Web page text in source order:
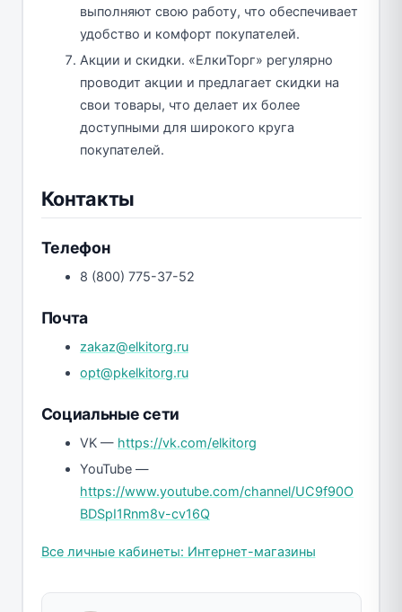
выполняют свою работу, что обеспечивает
удобство и комфорт покупателей.
Акции и скидки. «ЕлкиТорг» регулярно
проводит акции и предлагает скидки на
свои товары, что делает их более
доступными для широкого круга
покупателей.
Контакты
Телефон
8 (800) 775-37-52
Почта
zakaz@elkitorg.ru
opt@pkelkitorg.ru
Социальные сети
VK — https://vk.com/elkitorg
YouTube —
https://www.youtube.com/channel/UC9f90O
BDSpI1Rnm8v-cv16Q
Все личные кабинеты: Интернет-магазины